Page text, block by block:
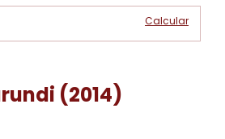
Calcular
(2014)